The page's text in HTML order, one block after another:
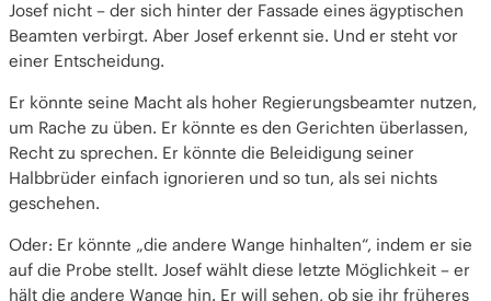
Josef nicht – der sich hinter der Fassade eines ägyptischen
Beamten verbirgt. Aber Josef erkennt sie. Und er steht vor
einer Entscheidung.
Er könnte seine Macht als hoher Regierungsbeamter nutzen,
um Rache zu üben. Er könnte es den Gerichten überlassen,
Recht zu sprechen. Er könnte die Beleidigung seiner
Halbbrüder einfach ignorieren und so tun, als sei nichts
geschehen.
Oder: Er könnte „die andere Wange hinhalten“, indem er sie
auf die Probe stellt. Josef wählt diese letzte Möglichkeit – er
hält die andere Wange hin. Er will sehen, ob sie ihr früheres